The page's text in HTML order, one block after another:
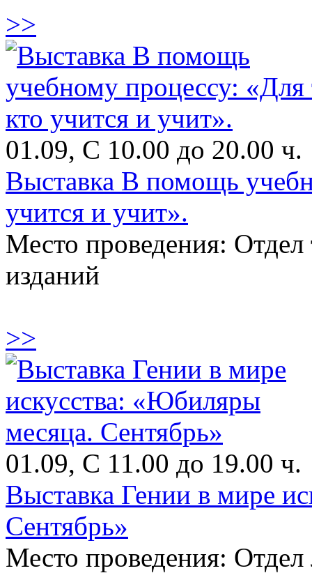
>>
01.09, С 10.00 до 20.00 ч.
Выставка В помощь
учится и учит».
Место проведения:
изданий
>>
01.09, С 11.00 до 19.00 ч.
Выставка Гении в мире
Сентябрь»
Место проведения: Отдел